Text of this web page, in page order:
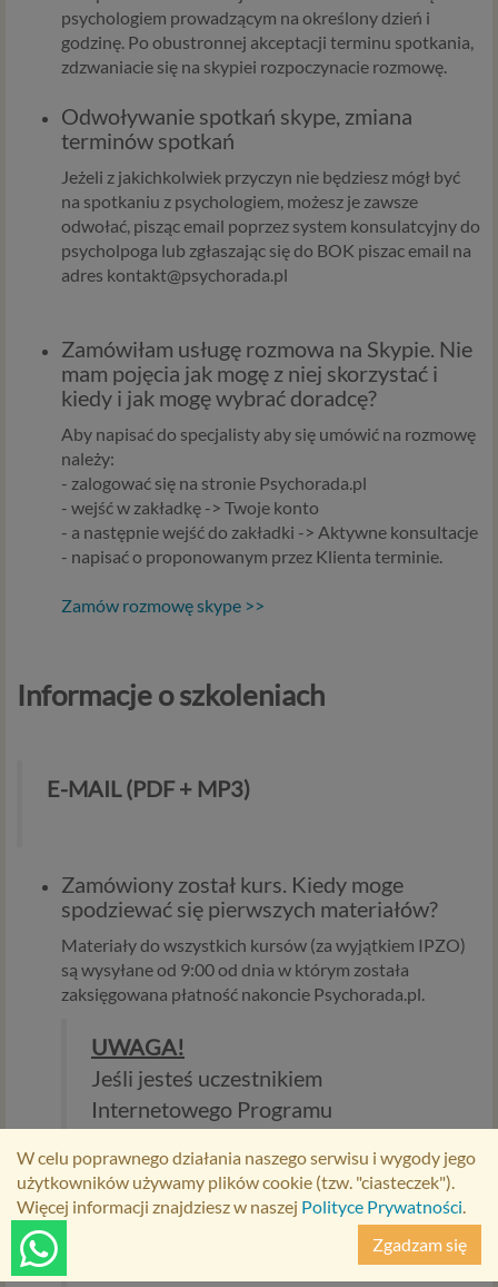
W celu poprawnego działania naszego serwisu i wygody jego
użytkowników używamy plików cookie (tzw. "ciasteczek").
Więcej informacji znajdziesz w naszej Polityce Prywatności.
Zgadzam się
psychologiem prowadzącym na określony dzień i
godzinę. Po obustronnej akceptacji terminu spotkania,
zdzwaniacie się na skypiei rozpoczynacie rozmowę.
Odwoływanie spotkań skype, zmiana
terminów spotkań
Jeżeli z jakichkolwiek przyczyn nie będziesz mógł być
na spotkaniu z psychologiem, możesz je zawsze
odwołać, pisząc email poprzez system konsulatcyjny do
psycholpoga lub zgłaszając się do BOK piszac email na
adres kontakt@psychorada.pl
Zamówiłam usługę rozmowa na Skypie. Nie
mam pojęcia jak mogę z niej skorzystać i
kiedy i jak mogę wybrać doradcę?
Aby napisać do specjalisty aby się umówić na rozmowę
należy:
- zalogować się na stronie Psychorada.pl
- wejść w zakładkę -> Twoje konto
- a następnie wejść do zakładki -> Aktywne konsultacje
- napisać o proponowanym przez Klienta terminie.
Zamów rozmowę skype >>
Informacje o szkoleniach
E-MAIL (PDF + MP3)
Zamówiony został kurs. Kiedy moge
spodziewać się pierwszych materiałów?
Materiały do wszystkich kursów (za wyjątkiem IPZO)
są wysyłane od 9:00 od dnia w którym została
zaksięgowana płatność nakoncie Psychorada.pl.
UWAGA!
Jeśli jesteś uczestnikiem
Internetowego Programu
materiały
z kursu zaczniesz otrzymywać od